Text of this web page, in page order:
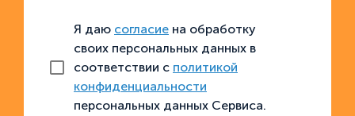
Я даю согласие на обработку
своих персональных данных в
соответствии с политикой
конфиденциальности
персональных данных Сервиса.